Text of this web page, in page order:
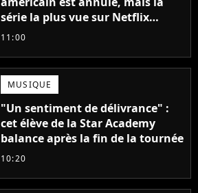
série la plus vue sur Netflix
pourrait avoir une version
11:00
MUSIQUE
"Un sentiment de délivrance" :
cet élève de la Star Academy
balance après la fin de la tournée
10:20